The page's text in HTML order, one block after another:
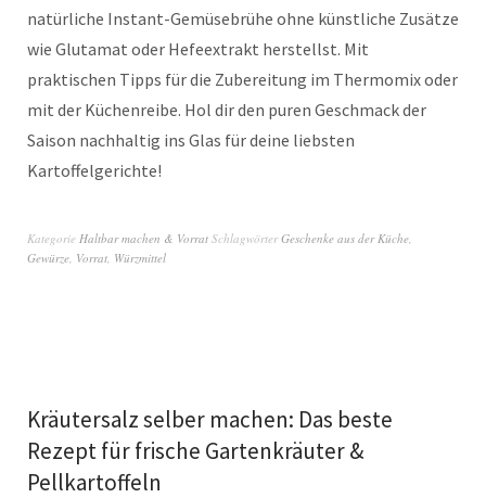
natürliche Instant-Gemüsebrühe ohne künstliche Zusätze
wie Glutamat oder Hefeextrakt herstellst. Mit
praktischen Tipps für die Zubereitung im Thermomix oder
mit der Küchenreibe. Hol dir den puren Geschmack der
Saison nachhaltig ins Glas für deine liebsten
Kartoffelgerichte!
Kategorie Haltbar machen & Vorrat SchlagwörterGeschenke aus der Küche
Gewürze Vorrat Würzmittel
Kräutersalz selber machen: Das beste
Rezept für frische Gartenkräuter &
Pellkartoffeln